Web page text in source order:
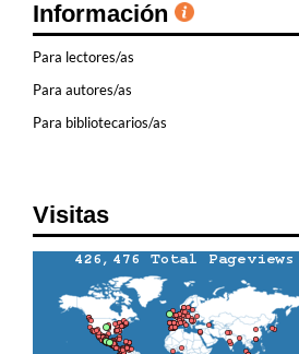
Información
Para lectores/as
Para autores/as
Para bibliotecarios/as
Visitas